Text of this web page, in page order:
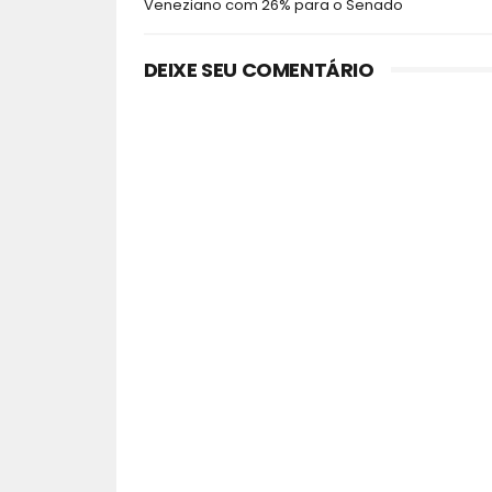
Veneziano com 26% para o Senado
DEIXE SEU COMENTÁRIO